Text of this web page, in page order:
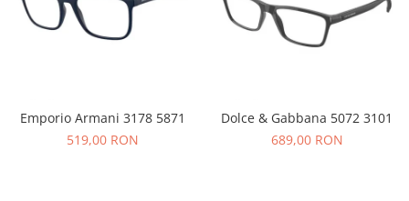
Emporio Armani 3178 5871
519,00 RON
Dolce & Gabbana 5072 3101
689,00 RON